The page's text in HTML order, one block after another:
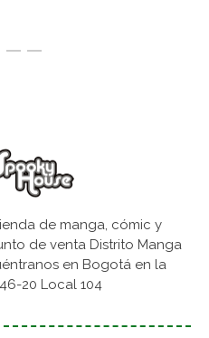
de manga, cómic y
de venta Distrito Manga
en Bogotá en la
20 Local 104